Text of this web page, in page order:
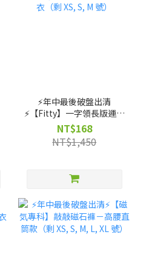
⚡️年中最後破盤出清
⚡️【Fitty】一字領長版運動
上衣（剩 XS, S, M 號）
NT$168
NT$1,450